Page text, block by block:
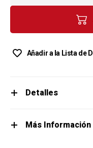
Añadir a la Lista de
Detalles
Más Información